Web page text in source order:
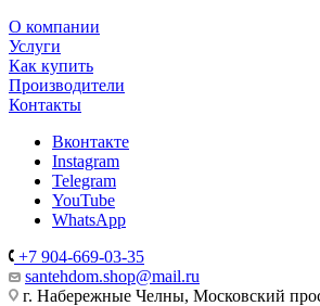
О компании
Услуги
Как купить
Производители
Контакты
Вконтакте
Instagram
Telegram
YouTube
WhatsApp
+7 904-669-03-35
santehdom.shop@mail.ru
г. Набережные Челны, Московский